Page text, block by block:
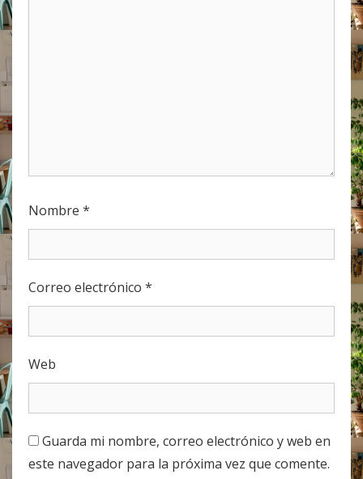
Nombre *
Correo electrónico *
Web
Guarda mi nombre, correo electrónico y web en
este navegador para la próxima vez que comente.